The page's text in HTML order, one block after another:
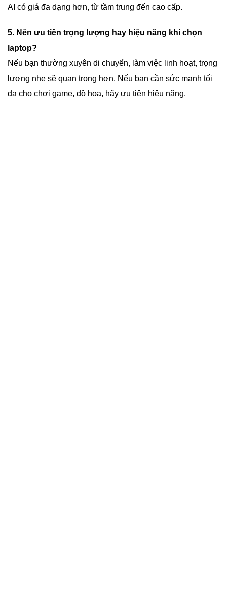
AI có giá đa dạng hơn, từ tầm trung đến cao cấp.
5. Nên ưu tiên trọng lượng hay hiệu năng khi chọn
laptop?
Nếu bạn thường xuyên di chuyển, làm việc linh hoạt, trọng
lượng nhẹ sẽ quan trọng hơn. Nếu bạn cần sức mạnh tối
đa cho chơi game, đồ họa, hãy ưu tiên hiệu năng.